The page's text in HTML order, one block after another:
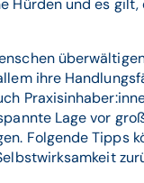
Hürden und es gilt,
ihre
Lage vor
Folgende Tipps